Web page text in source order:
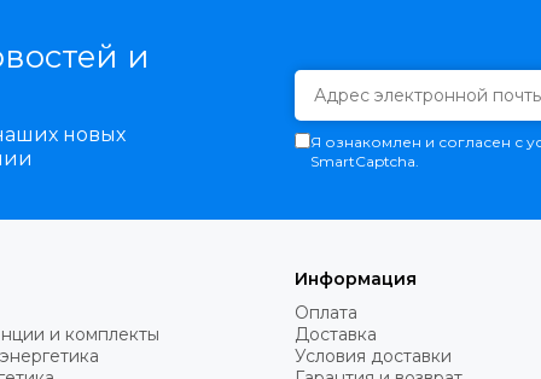
и
новых
Я ознакомлен и согласен с
SmartCaptcha.
и комплекты
Информация
Оплата
Доставка
Условия доставки